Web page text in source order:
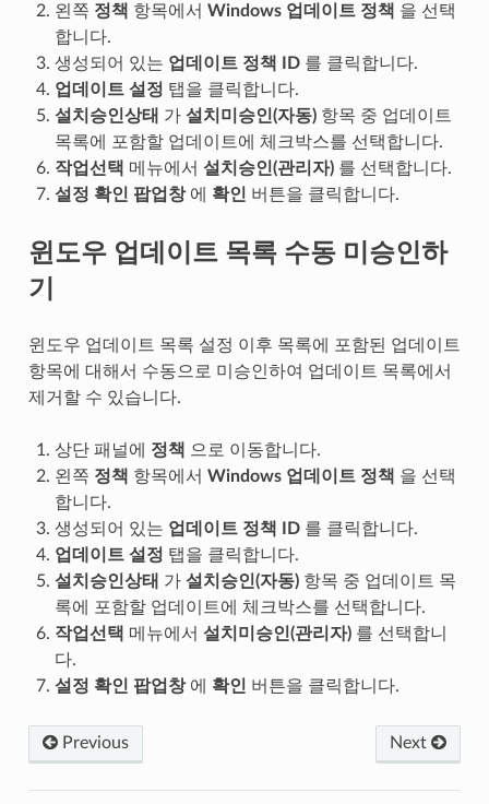
왼쪽 정책 항목에서 Windows 업데이트 정책 을 선택
합니다.
생성되어 있는 업데이트 정책 ID를 클릭합니다.
업데이트 설정 탭을 클릭합니다.
설치승인상태 가 설치미승인(자동)항목 중 업데이트
목록에 포함할 업데이트에 체크박스를 선택합니다.
작업선택 메뉴에서 설치승인(관리자)를 선택합니다.
설정 확인 팝업창에 확인 버튼을 클릭합니다.
윈도우 업데이트 목록 수동 미승인하
기
윈도우 업데이트 목록 설정 이후 목록에 포함된 업데이트
항목에 대해서 수동으로 미승인하여 업데이트 목록에서
제거할 수 있습니다.
상단 패널에 정책 으로 이동합니다.
왼쪽 정책 항목에서 Windows 업데이트 정책 을 선택
합니다.
생성되어 있는 업데이트 정책 ID를 클릭합니다.
업데이트 설정 탭을 클릭합니다.
설치승인상태 가 설치승인(자동)항목 중 업데이트 목
록에 포함할 업데이트에 체크박스를 선택합니다.
작업선택 메뉴에서 설치미승인(관리자)를 선택합니
다.
설정 확인 팝업창에 확인 버튼을 클릭합니다.
Previous Next